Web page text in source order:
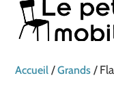
Accueil /Grands /